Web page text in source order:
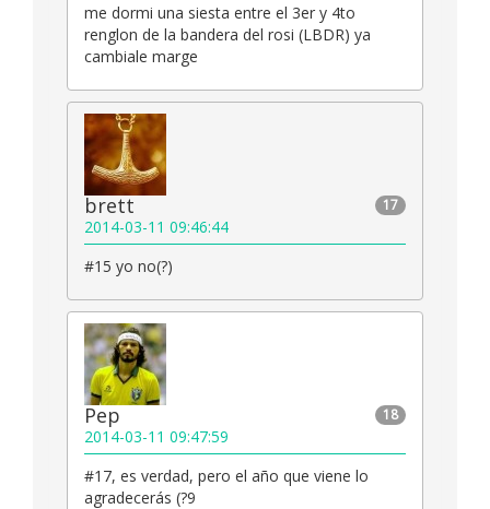
me dormi una siesta entre el 3er y 4to
renglon de la bandera del rosi (LBDR) ya
cambiale marge
17
brett
2014-03-11 09:46:44
#15 yo no(?)
18
Pep
2014-03-11 09:47:59
#17, es verdad, pero el año que viene lo
agradecerás (?9